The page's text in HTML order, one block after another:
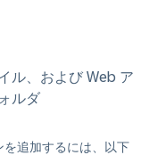
ル、および Web ア
ルダ
追加するには、以下